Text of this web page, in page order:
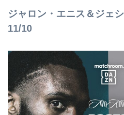
ジャロン・エニス＆ジェ
11/10